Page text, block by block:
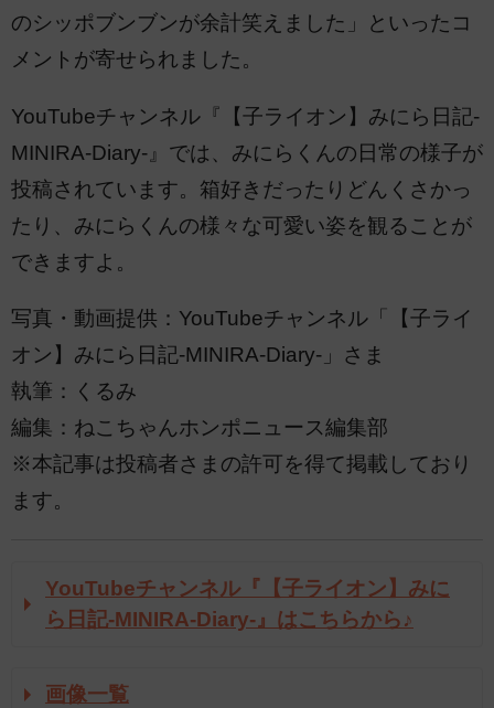
のシッポブンブンが余計笑えました」といったコ
メントが寄せられました。
YouTubeチャンネル『【子ライオン】みにら日記-
MINIRA-Diary-』では、みにらくんの日常の様子が
投稿されています。箱好きだったりどんくさかっ
たり、みにらくんの様々な可愛い姿を観ることが
できますよ。
写真・動画提供：YouTubeチャンネル「【子ライ
オン】みにら日記-MINIRA-Diary-」さま
執筆：くるみ
編集：ねこちゃんホンポニュース編集部
※本記事は投稿者さまの許可を得て掲載しており
ます。
YouTubeチャンネル『【子ライオン】みに
ら日記‐MINIRA‐Diary‐』はこちらから♪
画像一覧